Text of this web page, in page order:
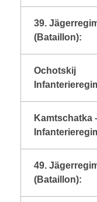
39.
(Bataillon):
Ochotskij
Kamtschatka
49.
(Bataillon):